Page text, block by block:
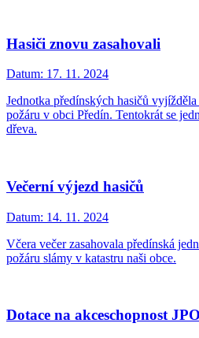
Hasiči znovu zasahovali
Datum: 17. 11. 2024
Jednotka předínských hasičů
požáru v obci Předín. Tentokrát se
dřeva.
Večerní výjezd hasičů
Datum: 14. 11. 2024
Včera večer zasahovala předínská
požáru slámy v katastru naši obce.
Dotace na akceschopnost